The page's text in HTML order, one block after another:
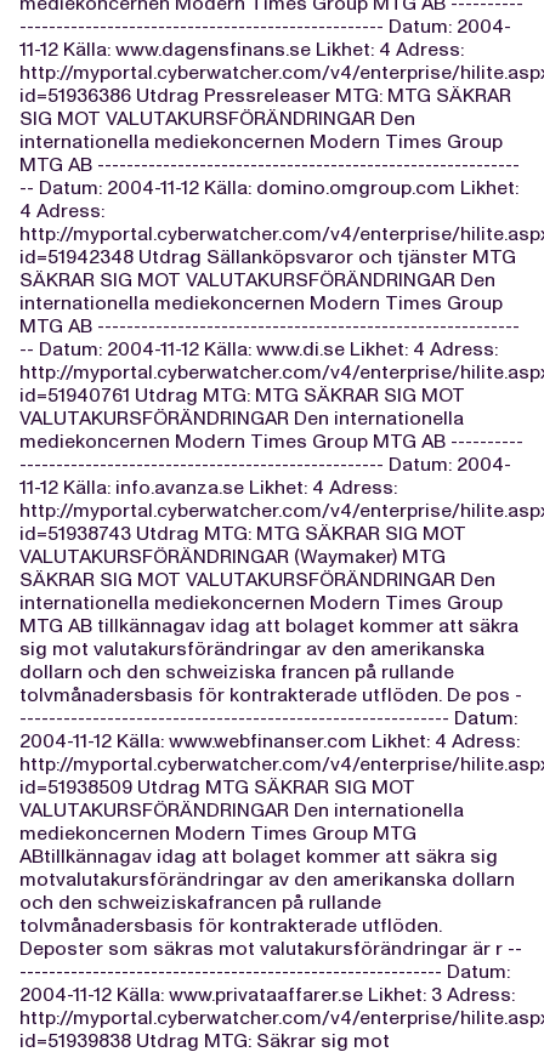
-------------------------------------------------- Datum: 2004-
11-12 Källa: www.dagensfinans.se Likhet: 4 Adress:
http://myportal.cyberwatcher.com/v4/enterprise/
id=51936386 Utdrag Pressreleaser MTG: MTG SÄKRAR
SIG MOT VALUTAKURSFÖRÄNDRINGAR Den
internationella mediekoncernen Modern Times Group
MTG AB ----------------------------------------------------------
-- Datum: 2004-11-12 Källa: domino.omgroup.com Likhet:
4 Adress:
http://myportal.cyberwatcher.com/v4/enterprise/
id=51942348 Utdrag Sällanköpsvaror och tjänster MTG
SÄKRAR SIG MOT VALUTAKURSFÖRÄNDRINGAR Den
internationella mediekoncernen Modern Times Group
MTG AB ----------------------------------------------------------
-- Datum: 2004-11-12 Källa: www.di.se Likhet: 4 Adress:
http://myportal.cyberwatcher.com/v4/enterprise/
id=51940761 Utdrag MTG: MTG SÄKRAR SIG MOT
VALUTAKURSFÖRÄNDRINGAR Den internationella
mediekoncernen Modern Times Group MTG AB ----------
-------------------------------------------------- Datum: 2004-
11-12 Källa: info.avanza.se Likhet: 4 Adress:
http://myportal.cyberwatcher.com/v4/enterprise/
id=51938743 Utdrag MTG: MTG SÄKRAR SIG MOT
VALUTAKURSFÖRÄNDRINGAR (Waymaker) MTG
SÄKRAR SIG MOT VALUTAKURSFÖRÄNDRINGAR Den
internationella mediekoncernen Modern Times Group
MTG AB tillkännagav idag att bolaget kommer att säkra
sig mot valutakursförändringar av den amerikanska
dollarn och den schweiziska francen på rullande
tolvmånadersbasis för kontrakterade utflöden. De pos -
----------------------------------------------------------- Datum:
2004-11-12 Källa: www.webfinanser.com Likhet: 4 Adress:
http://myportal.cyberwatcher.com/v4/enterprise/
id=51938509 Utdrag MTG SÄKRAR SIG MOT
VALUTAKURSFÖRÄNDRINGAR Den internationella
mediekoncernen Modern Times Group MTG
ABtillkännagav idag att bolaget kommer att säkra sig
motvalutakursförändringar av den amerikanska dollarn
och den schweiziskafrancen på rullande
tolvmånadersbasis för kontrakterade utflöden.
Deposter som säkras mot valutakursförändringar är r --
---------------------------------------------------------- Datum:
2004-11-12 Källa: www.privataaffarer.se Likhet: 3 Adress:
http://myportal.cyberwatcher.com/v4/enterprise/
id=51939838 Utdrag MTG: Säkrar sig mot